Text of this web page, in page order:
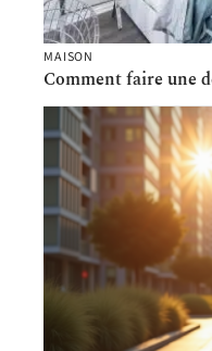
MAISON
Comment faire une